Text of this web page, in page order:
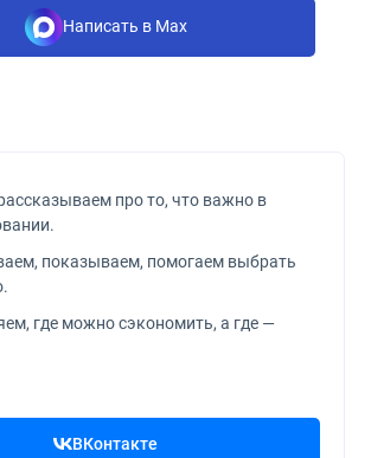
Написать в Max
про то, что важно в
показываем, помогаем выбрать
где можно сэкономить, а где —
ВКонтакте